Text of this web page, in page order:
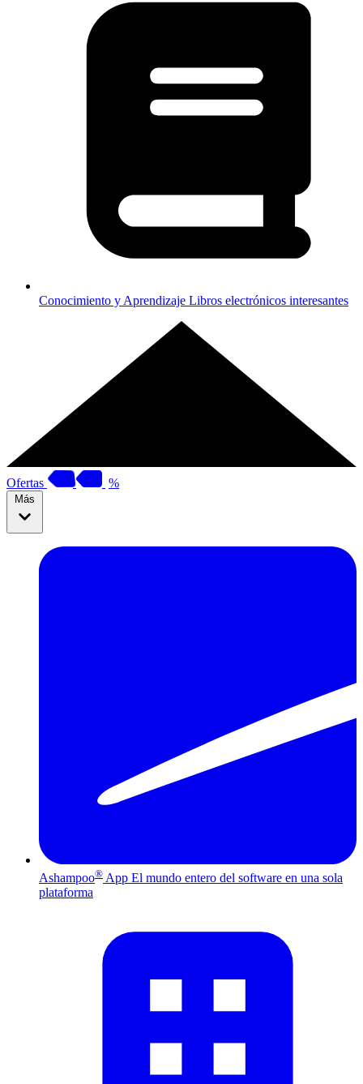
Conocimiento y Aprendizaje Libros electrónicos interesantes
Ofertas %
Más
Ashampoo® App El mundo entero del software en una sola
plataforma